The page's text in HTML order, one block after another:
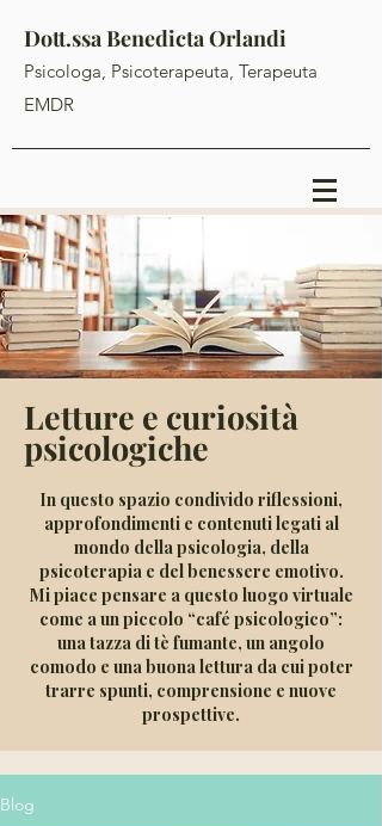
Dott.ssa Benedicta Orlandi
Psicologa, Psicoterapeuta, Terapeuta
EMDR
Letture e curiosità
psicologiche
In questo spazio condivido riflessioni,
approfondimenti e contenuti legati al
mondo della psicologia, della
psicoterapia e del benessere emotivo.
Mi piace pensare a questo luogo virtuale
come a un piccolo “café psicologico”:
una tazza di tè fumante, un angolo
comodo e una buona lettura da cui poter
trarre spunti, comprensione e nuove
prospettive.​​
Blog